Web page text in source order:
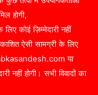
होगी,
कोई ज़िम्मेदारी नहीं
ऐसी सामग्री के लिए
या
नहीं होगी। सभी विवादों का